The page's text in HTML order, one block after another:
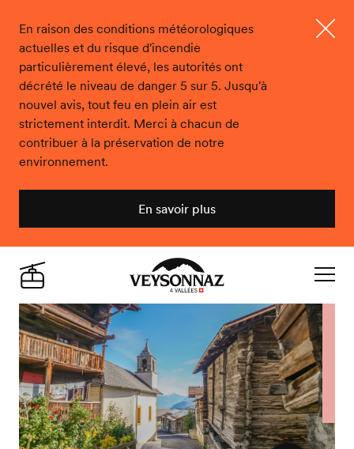
En raison des conditions météorologiques
actuelles et du risque d'incendie
particulièrement élevé, les autorités ont
décrété le niveau de danger 5 sur 5. Jusqu'à
nouvel avis, tout feu en plein air est
strictement interdit. Merci à chacun de
contribuer à la préservation de notre
environnement.
En savoir plus
Veysonnaz
Live